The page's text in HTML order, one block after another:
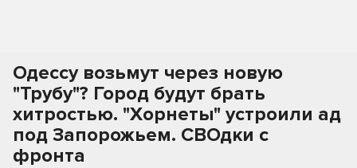
Одессу возьмут через новую
"Трубу"? Город будут брать
хитростью. "Хорнеты" устроили ад
под Запорожьем. СВОдки с
фронта